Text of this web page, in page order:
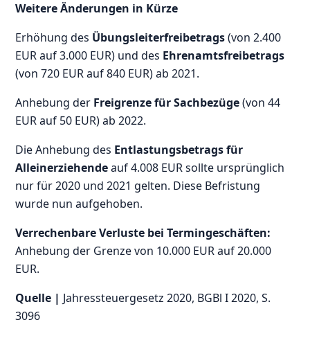
Weitere Änderungen in Kürze
Erhöhung des Übungsleiterfreibetrags(von 2.400
EUR auf 3.000 EUR) und des Ehrenamtsfreibetrags
(von 720 EUR auf 840 EUR) ab 2021.
Anhebung der Freigrenze für Sachbezüge(von 44
EUR auf 50 EUR) ab 2022.
Die Anhebung des Entlastungsbetrags für
Alleinerziehendeauf 4.008 EUR sollte ursprünglich
nur für 2020 und 2021 gelten. Diese Befristung
wurde nun aufgehoben.
Verrechenbare Verluste bei Termingeschäften:
Anhebung der Grenze von 10.000 EUR auf 20.000
EUR.
Quelle | Jahressteuergesetz 2020, BGBl I 2020, S.
3096